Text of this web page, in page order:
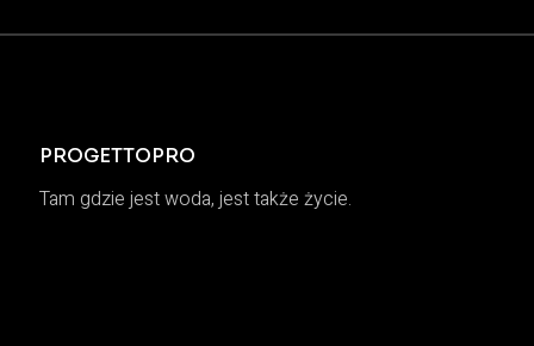
PROGETTOPRO
Tam gdzie jest woda, jest także życie.